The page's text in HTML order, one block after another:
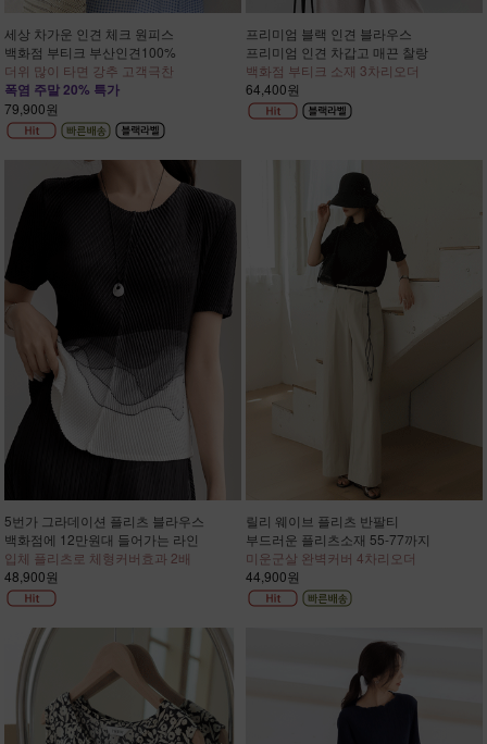
세상 차가운 인견 체크 원피스
백화점 부티크 부산인견100%
더위 많이 타면 강추 고객극찬
폭염 주말 20% 특가
79,900원
프리미엄 블랙 인견 블라우스
프리미엄 인견 차갑고 매끈 찰랑
백화점 부티크 소재 3차리오더
64,400원
5번가 그라데이션 플리츠 블라우스
백화점에 12만원대 들어가는 라인
입체 플리츠로 체형커버효과 2배
48,900원
릴리 웨이브 플리츠 반팔티
부드러운 플리츠소재 55-77까지
미운군살 완벽커버 4차리오더
44,900원